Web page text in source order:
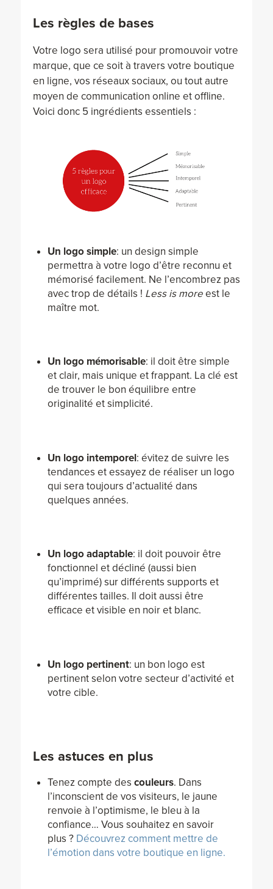
Les règles de bases
Votre logo sera utilisé pour promouvoir votre
marque, que ce soit à travers votre boutique
en ligne, vos réseaux sociaux, ou tout autre
moyen de communication online et offline.
Voici donc 5 ingrédients essentiels :
Un logo simple: un design simple
permettra à votre logo d’être reconnu et
mémorisé facilement. Ne l’encombrez pas
avec trop de détails ! Less is moreest le
maître mot.
Un logo mémorisable: il doit être simple
et clair, mais unique et frappant. La clé est
de trouver le bon équilibre entre
originalité et simplicité.
Un logo intemporel: évitez de suivre les
tendances et essayez de réaliser un logo
qui sera toujours d’actualité dans
quelques années.
Un logo adaptable: il doit pouvoir être
fonctionnel et décliné (aussi bien
qu’imprimé) sur différents supports et
différentes tailles. Il doit aussi être
efficace et visible en noir et blanc.
Un logo pertinent: un bon logo est
pertinent selon votre secteur d’activité et
votre cible.
Les astuces en plus
Tenez compte des couleurs. Dans
l’inconscient de vos visiteurs, le jaune
renvoie à l’optimisme, le bleu à la
confiance… Vous souhaitez en savoir
plus ? Découvrez comment mettre de
l’émotion dans votre boutique en ligne.